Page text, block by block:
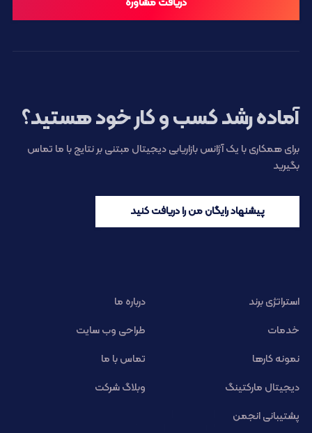
دریافت مشاوره
آماده رشد کسب و کار خود هستید؟
برای همکاری با یک آژانس بازاریابی دیجیتال مبتنی بر نتایج با ما تماس
بگیرید
پیشنهاد رایگان من را دریافت کنید
استراتژی برند
درباره ما
خدمات
طراحی وب سایت
نمونه کارها
تماس با ما
دیجیتال مارکتینگ
وبلاگ شرکت
پشتیبانی انجمن